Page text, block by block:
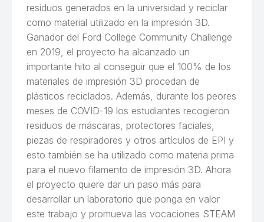
residuos generados en la universidad y reciclar
como material utilizado en la impresión 3D.
Ganador del Ford College Community Challenge
en 2019, el proyecto ha alcanzado un
importante hito al conseguir que el 100% de los
materiales de impresión 3D procedan de
plásticos reciclados. Además, durante los peores
meses de COVID-19 los estudiantes recogieron
residuos de máscaras, protectores faciales,
piezas de respiradores y otros artículos de EPI y
esto también se ha utilizado como materia prima
para el nuevo filamento de impresión 3D. Ahora
el proyecto quiere dar un paso más para
desarrollar un laboratorio que ponga en valor
este trabajo y promueva las vocaciones STEAM